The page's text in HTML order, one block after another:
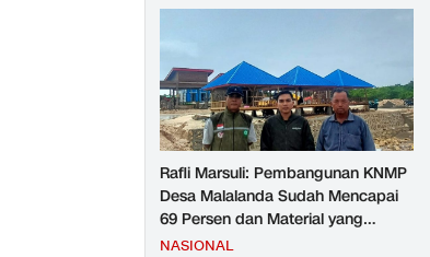
Rafli Marsuli: Pembangunan KNMP
Desa Malalanda Sudah Mencapai
69 Persen dan Material yang
Digunakan Sudah Sesuai Hasil Uji
NASIONAL